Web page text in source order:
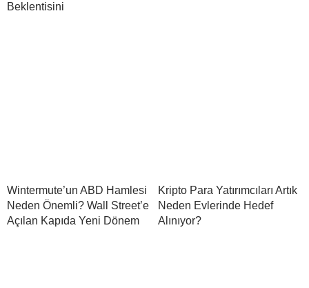
Beklentisini
Wintermute’un ABD Hamlesi
Neden Önemli? Wall Street’e
Açılan Kapıda Yeni Dönem
Kripto Para Yatırımcıları Artık
Neden Evlerinde Hedef
Alınıyor?